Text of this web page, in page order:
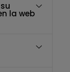
la web